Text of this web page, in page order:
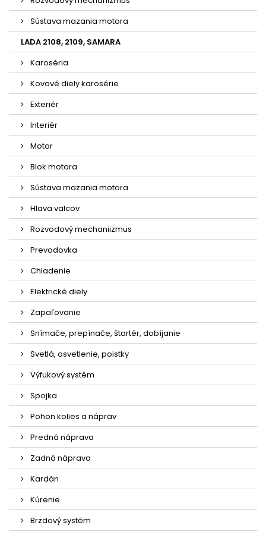
Sústava mazania motora
LADA 2108, 2109, SAMARA
Karoséria
Kovové diely karosérie
Exteriér
Interiér
Motor
Blok motora
Sústava mazania motora
Hlava valcov
Rozvodový mechaniizmus
Prevodovka
Chladenie
Elektrické diely
Zapaľovanie
Snímače, prepínače, štartér, dobíjanie
Svetlá, osvetlenie, poistky
Výfukový systém
Spojka
Pohon kolies a náprav
Predná náprava
Zadná náprava
Kardán
Kúrenie
Brzdový systém